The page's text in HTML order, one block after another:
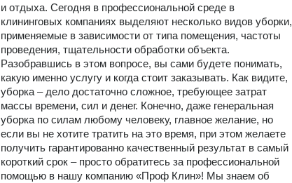
и отдыха. Сегодня в профессиональной среде в
клининговых компаниях выделяют несколько видов уборки,
применяемые в зависимости от типа помещения, частоты
проведения, тщательности обработки объекта.
Разобравшись в этом вопросе, вы сами будете понимать,
какую именно услугу и когда стоит заказывать. Как видите,
уборка – дело достаточно сложное, требующее затрат
массы времени, сил и денег. Конечно, даже генеральная
уборка по силам любому человеку, главное желание, но
если вы не хотите тратить на это время, при этом желаете
получить гарантированно качественный результат в самый
короткий срок – просто обратитесь за профессиональной
помощью в нашу компанию «Проф Клин»! Мы знаем об